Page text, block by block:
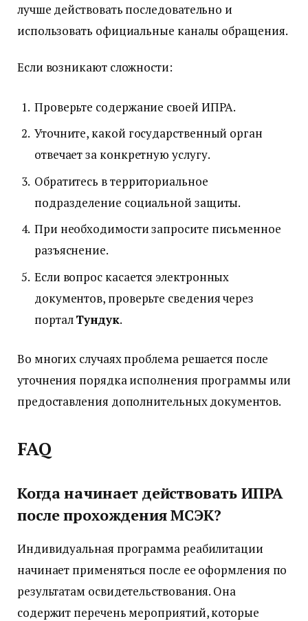
лучше действовать последовательно и
использовать официальные каналы обращения.
Если возникают сложности:
Проверьте содержание своей ИПРА.
Уточните, какой государственный орган
отвечает за конкретную услугу.
Обратитесь в территориальное
подразделение социальной защиты.
При необходимости запросите письменное
разъяснение.
Если вопрос касается электронных
документов, проверьте сведения через
порталТундук.
Во многих случаях проблема решается после
уточнения порядка исполнения программы или
предоставления дополнительных документов.
FAQ
Когда начинает действовать ИПРА
после прохождения МСЭК?
Индивидуальная программа реабилитации
начинает применяться после ее оформления по
результатам освидетельствования. Она
содержит перечень мероприятий, которые